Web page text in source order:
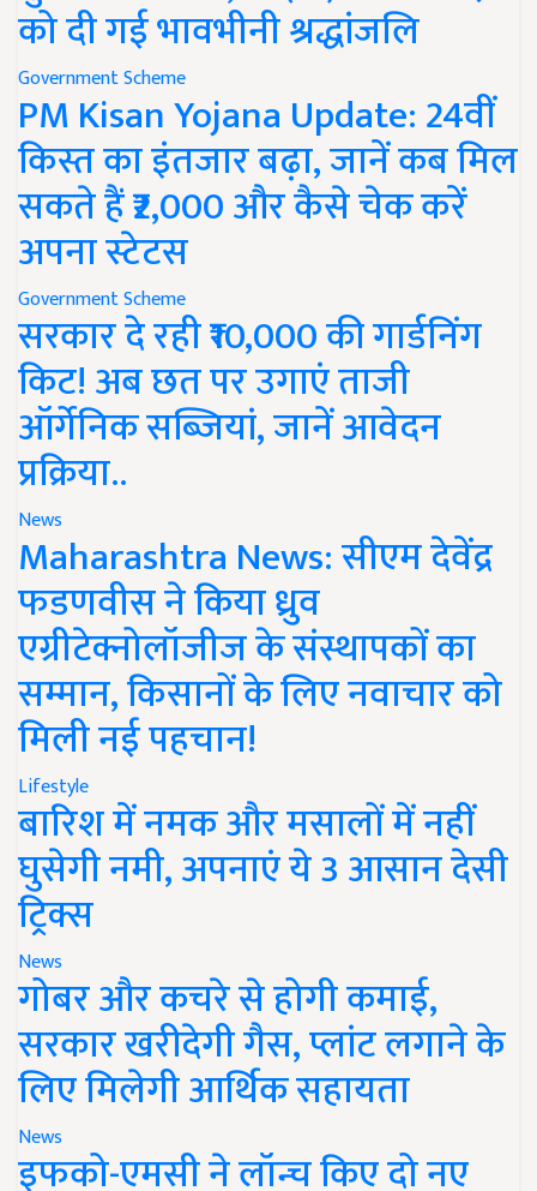
को दी गई भावभीनी श्रद्धांजलि
Government Scheme
PM Kisan Yojana Update: 24वीं
किस्त का इंतजार बढ़ा, जानें कब मिल
सकते हैं ₹2,000 और कैसे चेक करें
अपना स्टेटस
Government Scheme
सरकार दे रही ₹10,000 की गार्डनिंग
किट! अब छत पर उगाएं ताजी
ऑर्गेनिक सब्जियां, जानें आवेदन
प्रक्रिया..
News
Maharashtra News: सीएम देवेंद्र
फडणवीस ने किया ध्रुव
एग्रीटेक्नोलॉजीज के संस्थापकों का
सम्मान, किसानों के लिए नवाचार को
मिली नई पहचान!
Lifestyle
बारिश में नमक और मसालों में नहीं
घुसेगी नमी, अपनाएं ये 3 आसान देसी
ट्रिक्स
News
गोबर और कचरे से होगी कमाई,
सरकार खरीदेगी गैस, प्लांट लगाने के
लिए मिलेगी आर्थिक सहायता
News
इफको-एमसी ने लॉन्च किए दो नए